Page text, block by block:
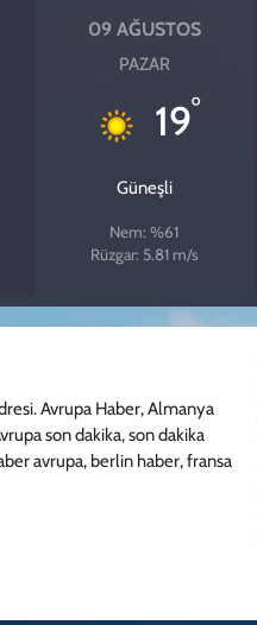
09 AĞUSTOS
PAZAR
19°
Güneşli
Nem: %61
Rüzgar: 5.81 m/s
Avrupa Haber, Almanya
son dakika, son dakika
avrupa, berlin haber, fransa